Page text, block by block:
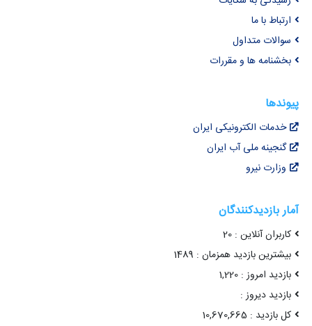
ارتباط با ما
سوالات متداول
بخشنامه ها و مقررات
پیوندها
خدمات الکترونیکی ایران
گنجینه ملی آب ایران
وزارت نیرو
آمار بازدیدکنندگان
کاربران آنلاین : 20
بیشترین بازدید همزمان : 1489
بازدید امروز : 1,220
بازدید دیروز :
کل بازدید : 10,670,665